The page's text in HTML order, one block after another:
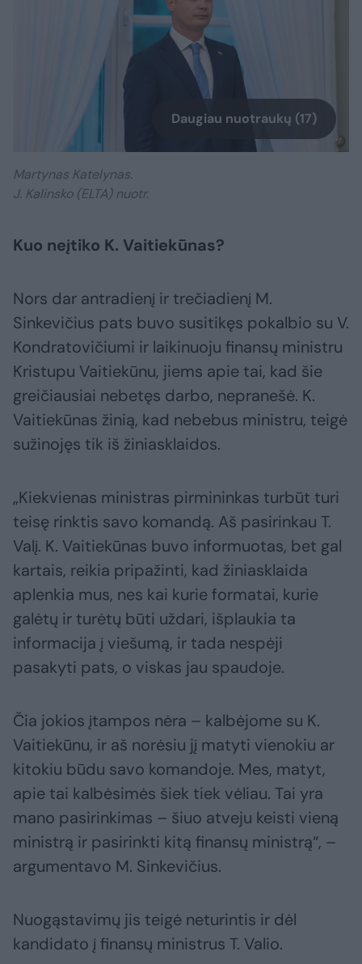
Daugiau nuotraukų (17)
Martynas Katelynas.
J. Kalinsko (ELTA) nuotr.
Kuo neįtiko K. Vaitiekūnas?
Nors dar antradienį ir trečiadienį M.
Sinkevičius pats buvo susitikęs pokalbio su V.
Kondratovičiumi ir laikinuoju finansų ministru
Kristupu Vaitiekūnu, jiems apie tai, kad šie
greičiausiai nebetęs darbo, nepranešė. K.
Vaitiekūnas žinią, kad nebebus ministru, teigė
sužinojęs tik iš žiniasklaidos.
„Kiekvienas ministras pirmininkas turbūt turi
teisę rinktis savo komandą. Aš pasirinkau T.
Valį. K. Vaitiekūnas buvo informuotas, bet gal
kartais, reikia pripažinti, kad žiniasklaida
aplenkia mus, nes kai kurie formatai, kurie
galėtų ir turėtų būti uždari, išplaukia ta
informacija į viešumą, ir tada nespėji
pasakyti pats, o viskas jau spaudoje.
Čia jokios įtampos nėra – kalbėjome su K.
Vaitiekūnu, ir aš norėsiu jį matyti vienokiu ar
kitokiu būdu savo komandoje. Mes, matyt,
apie tai kalbėsimės šiek tiek vėliau. Tai yra
mano pasirinkimas – šiuo atveju keisti vieną
ministrą ir pasirinkti kitą finansų ministrą“, –
argumentavo M. Sinkevičius.
Nuogąstavimų jis teigė neturintis ir dėl
kandidato į finansų ministrus T. Valio.